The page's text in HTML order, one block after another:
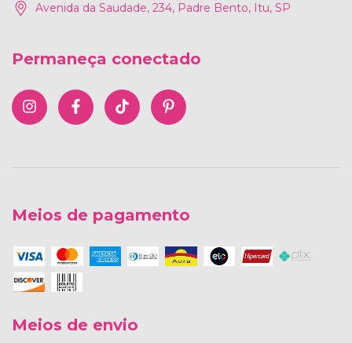
Avenida da Saudade, 234, Padre Bento, Itu, SP
Permaneça conectado
Meios de pagamento
Meios de envio